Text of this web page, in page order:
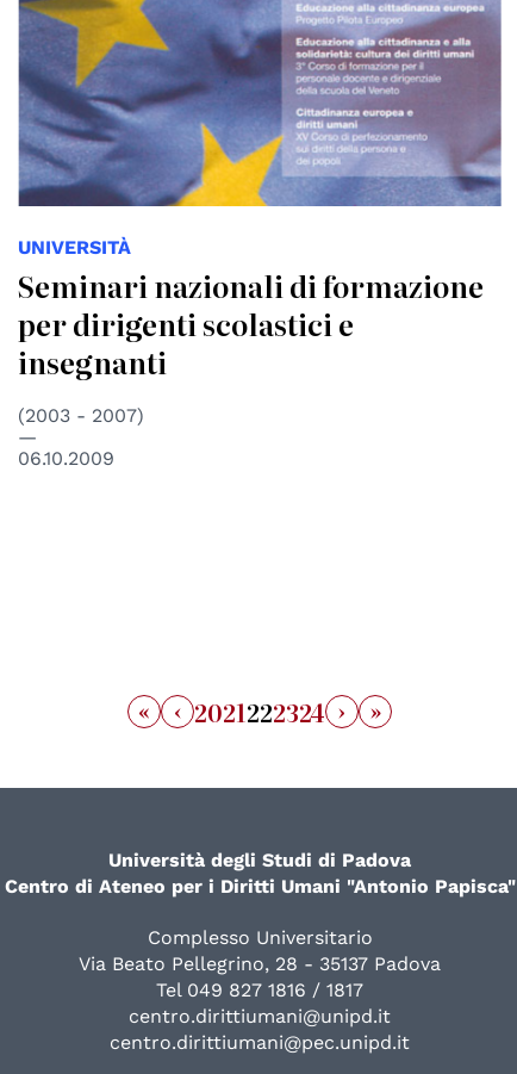
UNIVERSITÀ
Seminari nazionali di formazione
per dirigenti scolastici e
insegnanti
(2003 - 2007)
06.10.2009
« ‹ 2021222324 › »
Università degli Studi di Padova
Centro di Ateneo per i Diritti Umani "Antonio Papisca"
Complesso Universitario
Via Beato Pellegrino, 28 - 35137 Padova
Tel 049 827 1816 / 1817
centro.dirittiumani@unipd.it
centro.dirittiumani@pec.unipd.it